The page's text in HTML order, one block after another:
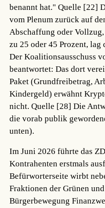
benannt hat."Quelle [22]
vom Plenum zurück auf
Abschaffung oder
zu 25 oder 45 Prozent,
Der Koalitionsausschuss
beantwortet: Das dort
Paket (Grundfreibetrag,
Kindergeld) erwähnt
nicht.Quelle [28] Die
die vorab publik
unten).
Im Juni 2026 führte das
Kontrahenten erstmals
Befürworterseite wirbt
Fraktionen der Grünen
Bürgerbewegung